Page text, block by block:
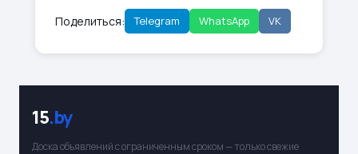
Поделиться: Telegram WhatsApp VK
15.by
Доска объявлений с ограниченным сроком — только свежие